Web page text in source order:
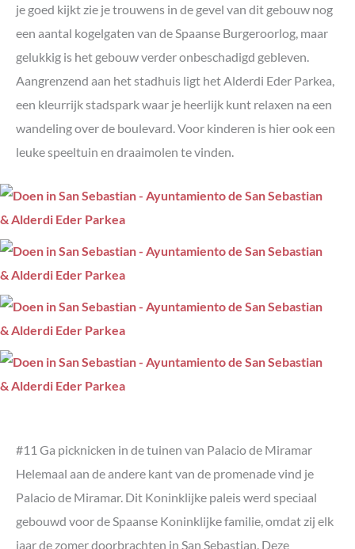
je goed kijkt zie je trouwens in de gevel van dit gebouw nog
een aantal kogelgaten van de Spaanse Burgeroorlog, maar
gelukkig is het gebouw verder onbeschadigd gebleven.
Aangrenzend aan het stadhuis ligt het Alderdi Eder Parkea,
een kleurrijk stadspark waar je heerlijk kunt relaxen na een
wandeling over de boulevard. Voor kinderen is hier ook een
leuke speeltuin en draaimolen te vinden.
#11 Ga picknicken in de tuinen van Palacio de Miramar
Helemaal aan de andere kant van de promenade vind je
Palacio de Miramar. Dit Koninklijke paleis werd speciaal
gebouwd voor de Spaanse Koninklijke familie, omdat zij elk
jaar de zomer doorbrachten in San Sebastian. Deze